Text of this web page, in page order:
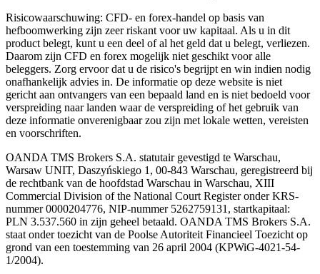
Risicowaarschuwing: CFD- en forex-handel op basis van
hefboomwerking zijn zeer riskant voor uw kapitaal. Als u in dit
product belegt, kunt u een deel of al het geld dat u belegt, verliezen.
Daarom zijn CFD en forex mogelijk niet geschikt voor alle
beleggers. Zorg ervoor dat u de risico's begrijpt en win indien nodig
onafhankelijk advies in. De informatie op deze website is niet
gericht aan ontvangers van een bepaald land en is niet bedoeld voor
verspreiding naar landen waar de verspreiding of het gebruik van
deze informatie onverenigbaar zou zijn met lokale wetten, vereisten
en voorschriften.
OANDA TMS Brokers S.A. statutair gevestigd te Warschau,
Warsaw UNIT, Daszyńskiego 1, 00-843 Warschau, geregistreerd bij
de rechtbank van de hoofdstad Warschau in Warschau, XIII
Commercial Division of the National Court Register onder KRS-
nummer 0000204776, NIP-nummer 5262759131, startkapitaal:
PLN 3.537.560 in zijn geheel betaald. OANDA TMS Brokers S.A.
staat onder toezicht van de Poolse Autoriteit Financieel Toezicht op
grond van een toestemming van 26 april 2004 (KPWiG-4021-54-
1/2004).